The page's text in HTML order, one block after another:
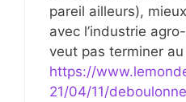
pareil ailleurs),
avec l’industrie
veut pas terminer
https://
21/04/11/